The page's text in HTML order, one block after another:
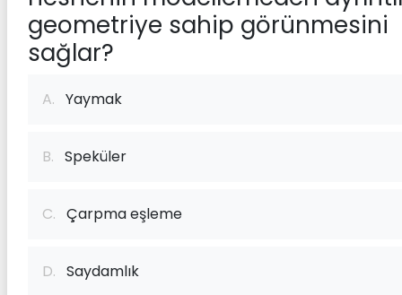
geometriye sahip görünmesini
sağlar?
A. Yaymak
B. Speküler
C. Çarpma eşleme
D. Saydamlık